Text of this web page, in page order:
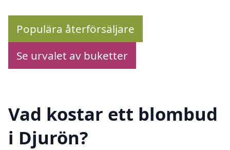
Populära återförsäljare
Se urvalet av buketter
Vad kostar ett blombud
i Djurön?